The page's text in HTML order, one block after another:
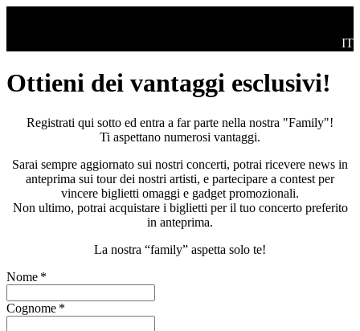
IT
Ottieni dei vantaggi esclusivi!
Registrati qui sotto ed entra a far parte nella nostra "Family"!
Ti aspettano numerosi vantaggi.
Sarai sempre aggiornato sui nostri concerti, potrai ricevere news in
anteprima sui tour dei nostri artisti, e partecipare a contest per
vincere biglietti omaggi e gadget promozionali.
Non ultimo, potrai acquistare i biglietti per il tuo concerto preferito
in anteprima.
La nostra “family” aspetta solo te!
Nome *
Cognome *